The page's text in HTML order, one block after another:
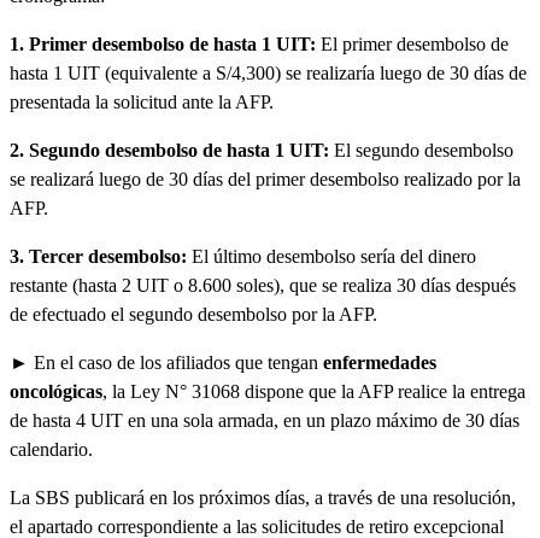
1. Primer desembolso de hasta 1 UIT: El primer desembolso de
hasta 1 UIT (equivalente a S/4,300) se realizaría luego de 30 días de
presentada la solicitud ante la AFP.
2. Segundo desembolso de hasta 1 UIT: El segundo desembolso
se realizará luego de 30 días del primer desembolso realizado por la
AFP.
3. Tercer desembolso: El último desembolso sería del dinero
restante (hasta 2 UIT o 8.600 soles), que se realiza 30 días después
de efectuado el segundo desembolso por la AFP.
► En el caso de los afiliados que tengan enfermedades
oncológicas, la Ley N° 31068 dispone que la AFP realice la entrega
de hasta 4 UIT en una sola armada, en un plazo máximo de 30 días
calendario.
La SBS publicará en los próximos días, a través de una resolución,
el apartado correspondiente a las solicitudes de retiro excepcional